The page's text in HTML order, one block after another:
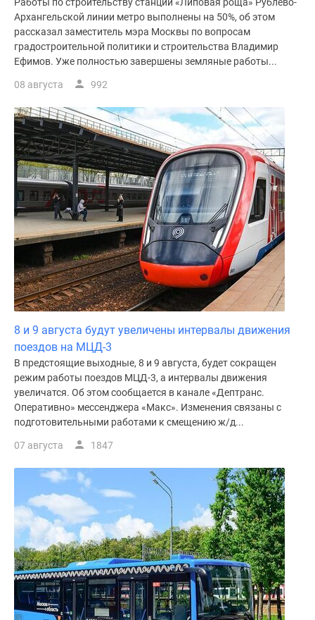
поселки
водоема
Коттеджные
поселки
ипотеку
Бизнес-
центры
Коттеджи
Скидки
акции
Макс
Архангельской линии метро выполнены на 50%, об этом
рассказал заместитель мэра Москвы по вопросам
градостроительной политики и строительства Владимир
Ефимов. Уже полностью завершены земляные работы...
08 августа 992
8 и 9 августа будут увеличены интервалы движения
поездов на МЦД-3
В предстоящие выходные, 8 и 9 августа, будет сокращен
режим работы поездов МЦД-3, а интервалы движения
увеличатся. Об этом сообщается в канале «Дептранс.
Оперативно» мессенджера «Макс». Изменения связаны с
подготовительными работами к смещению ж/д...
07 августа 1847